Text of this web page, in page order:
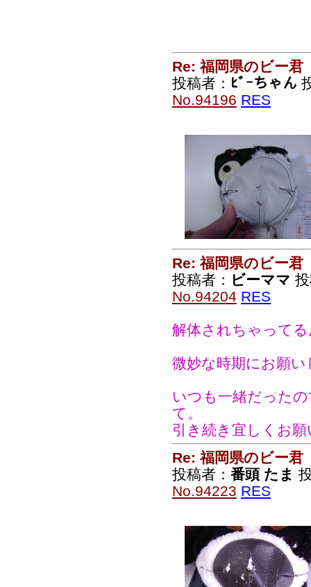
Re: 福岡県のビー君
投稿者： ﾋﾞｰちゃん
No.94196 RES
Re: 福岡県のビー君
投稿者： ビーママ
No.94204 RES
解体されちゃって
微妙な時期にお願
いつも一緒だった
て。
引き続き宜しくお
Re: 福岡県のビー君
投稿者： 番頭 たま
No.94223 RES